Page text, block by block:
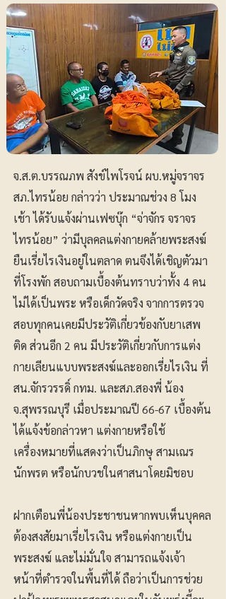
จ.ส.ต.บรรณภพ สังข์ไพโรจน์ ผบ.หมู่จราจร
สภ.ไทรน้อย กล่าวว่า ประมาณช่วง 8 โมง
เช้า ได้รับแจ้งผ่านเฟซบุ๊ก “จ่าจักร จราจร
ไทรน้อย” ว่ามีบุลคลแต่งกายคล้ายพระสงฆ์
ยืนเรี่ยไรเงินอยู่ในตลาด ตนจึงได้เชิญตัวมา
ที่โรงพัก สอบถามเบื้องต้นทราบว่าทั้ง 4 คน
ไม่ได้เป็นพระ หรือเด็กวัดจริง จากการตรวจ
สอบทุกคนเคยมีประวัติเกี่ยวข้องกับยาเสพ
ติด ส่วนอีก 2 คน มีประวัติเกี่ยวกับการแต่ง
กายเลียนแบบพระสงฆ์และออกเรี่ยไรเงิน ที่
สน.จักรวรรดิ์ กทม. และสภ.สองพี่ น้อง
จ.สุพรรณบุรี เมื่อประมาณปี 66-67 เบื้องต้น
ได้แจ้งข้อกล่าวหา แต่งกายหรือใช้
เครื่องหมายที่แสดงว่าเป็นภิกษุ สามเณร
นักพรต หรือนักบวชในศาสนาโดยมิชอบ
ฝากเตือนพี่น้องประชาชนหากพบเห็นบุคคล
ต้องสงสัยมาเรี่ยไรเงิน หรือแต่งกายเป็น
พระสงฆ์ และไม่มั่นใจ สามารถแจ้งเจ้า
หน้าที่ตำรวจในพื้นที่ได้ ถือว่าเป็นการช่วย